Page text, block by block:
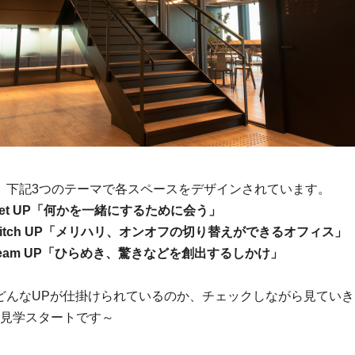
下記3つのテーマで各スペースをデザインされています。
UP「何かを一緒にするために会う」
UP「メリハリ、オンオフの切り替えができるオフィス」
UP「ひらめき、驚きなどを創出するしかけ」
んなUPが仕掛けられているのか、チェックしながら見てい
学スタートです～